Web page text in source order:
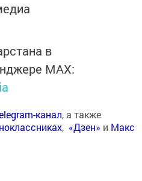
в
MАХ:
канал, а также
, «Дзен» и Макс